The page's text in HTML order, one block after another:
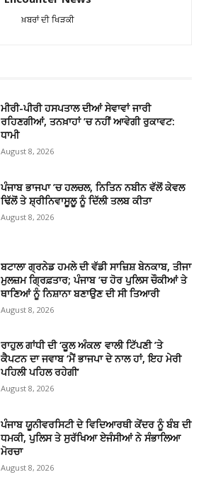
ਖ਼ਬਰਾਂ ਦੀ ਖਿੜਕੀ
ਮੀਰੀ-ਪੀਰੀ ਹਸਪਤਾਲ ਦੀਆਂ ਸੇਵਾਵਾਂ ਜਾਰੀ
ਰਹਿਣਗੀਆਂ, ਤਨਖ਼ਾਹਾਂ ’ਚ ਨਹੀਂ ਆਵੇਗੀ ਰੁਕਾਵਟ:
ਧਾਮੀ
August 8, 2026
ਪੰਜਾਬ ਭਾਜਪਾ ’ਚ ਹਲਚਲ, ਨਿਤਿਨ ਨਬੀਨ ਵੱਲੋਂ ਕੇਵਲ
ਢਿੱਲੋਂ ਤੇ ਸ਼੍ਰੀਨਿਵਾਸੂਲੂ ਨੂੰ ਦਿੱਲੀ ਤਲਬ ਕੀਤਾ
August 8, 2026
ਬਟਾਲਾ ਗ੍ਰਨੇਡ ਹਮਲੇ ਦੀ ਵੱਡੀ ਸਾਜ਼ਿਸ਼ ਬੇਨਕਾਬ, ਤੀਜਾ
ਮੁਲਜ਼ਮ ਗ੍ਰਿਫ਼ਤਾਰ; ਪੰਜਾਬ ’ਚ ਹੋਰ ਪੁਲਿਸ ਚੌਕੀਆਂ ਤੇ
ਥਾਣਿਆਂ ਨੂੰ ਨਿਸ਼ਾਨਾ ਬਣਾਉਣ ਦੀ ਸੀ ਤਿਆਰੀ
August 8, 2026
ਰਾਹੁਲ ਗਾਂਧੀ ਦੀ ‘ਕੂਲ ਅੰਕਲ’ ਵਾਲੀ ਟਿੱਪਣੀ ’ਤੇ
ਕੈਪਟਨ ਦਾ ਜਵਾਬ ‘ਮੈਂ ਭਾਜਪਾ ਦੇ ਨਾਲ ਹਾਂ, ਇਹ ਮੇਰੀ
ਪਹਿਲੀ ਪਹਿਲ ਰਹੇਗੀ’
August 8, 2026
ਪੰਜਾਬ ਯੂਨੀਵਰਸਿਟੀ ਦੇ ਵਿਦਿਆਰਥੀ ਕੇਂਦਰ ਨੂੰ ਬੰਬ ਦੀ
ਧਮਕੀ, ਪੁਲਿਸ ਤੇ ਸੁਰੱਖਿਆ ਏਜੰਸੀਆਂ ਨੇ ਸੰਭਾਲਿਆ
ਮੋਰਚਾ
August 8, 2026